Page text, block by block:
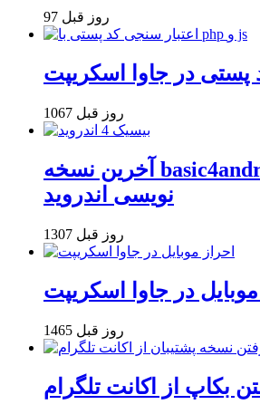
97 روز قبل
پستی در جاوا اسکریپت
1067 روز قبل
آخرین نسخه basic4android برنامه
نویسی اندروید
1307 روز قبل
موبایل در جاوا اسکریپت
1465 روز قبل
بکاپ از اکانت تلگرام